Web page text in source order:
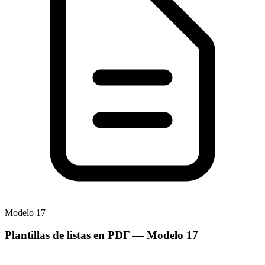
Modelo 17
Plantillas de listas en PDF— Modelo 17